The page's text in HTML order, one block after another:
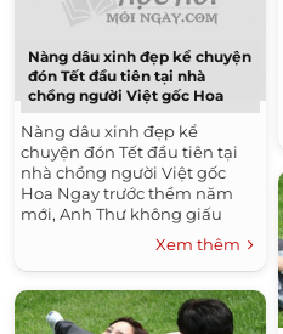
Nàng dâu xinh đẹp kể chuyện
đón Tết đầu tiên tại nhà
chồng người Việt gốc Hoa
Nàng dâu xinh đẹp kể
chuyện đón Tết đầu tiên tại
nhà chồng người Việt gốc
Hoa Ngay trước thềm năm
mới, Anh Thư không giấu
Xem thêm